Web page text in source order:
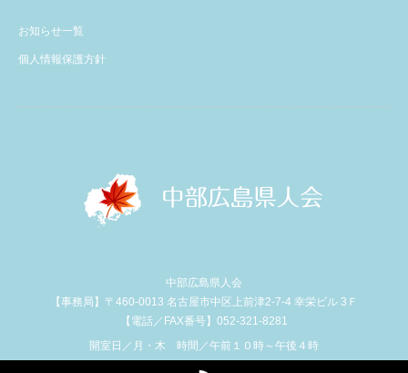
お知らせ一覧
個人情報保護方針
中部広島県人会
【事務局】〒460-0013 名古屋市中区上前津2-7-4 幸栄ビル 3Ｆ
【電話／FAX番号】052-321-8281
開室日／月・木 時間／午前１０時～午後４時